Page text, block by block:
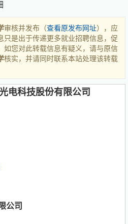
审核并发布（查看原发布网址），应
只是出于传递更多就业招聘信息，促
如您对此转载信息有疑义，请与原信
核实，并请同时联系本站处理该转载
电科技股份有限公司
公司